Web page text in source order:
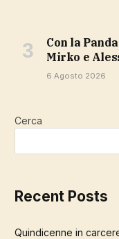
Con la Panda verso la Mongolia, il viaggio di
Mirko e
6 Agosto 2026
Cerca
Recent Posts
Quindicenne in